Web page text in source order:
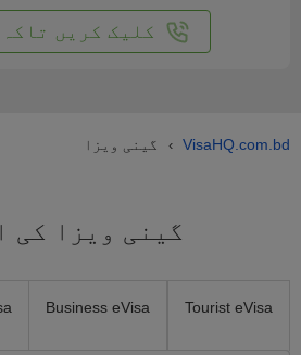
کلیک کریں
VisaHQ.com.bd
› گینی ویزا
گینی ویزا کی
Tourist eVisa
Business eVisa